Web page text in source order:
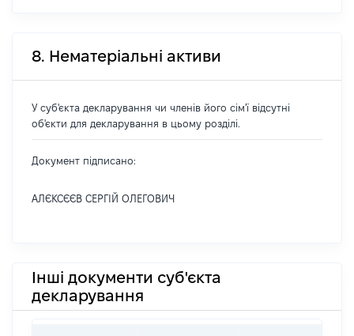
8. Нематеріальні активи
У суб'єкта декларування чи членів його сім'ї відсутні
об'єкти для декларування в цьому розділі.
Документ підписано:
АЛЄКСЄЄВ СЕРГІЙ ОЛЕГОВИЧ
Інші документи суб'єкта
декларування